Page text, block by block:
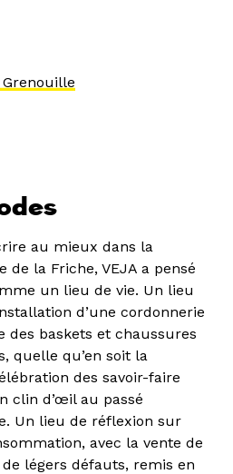
Grenouille
au mieux dans la
de la Friche, VEJA a pensé
un lieu de vie. Un lieu
d’une cordonnerie
des baskets et chaussures
quelle qu’en soit la
des savoir-faire
clin d’œil au passé
Un lieu de réflexion sur
avec la vente de
légers défauts, remis en